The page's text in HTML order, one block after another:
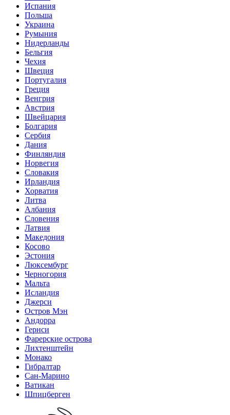
Испания
Польша
Украина
Румыния
Нидерланды
Бельгия
Чехия
Швеция
Португалия
Греция
Венгрия
Австрия
Швейцария
Болгария
Сербия
Дания
Финляндия
Норвегия
Словакия
Ирландия
Хорватия
Литва
Албания
Словения
Латвия
Македония
Косово
Эстония
Люксембург
Черногория
Мальта
Исландия
Джерси
Остров Мэн
Андорра
Гернси
Фарерские острова
Лихтенштейн
Монако
Гибралтар
Сан-Марино
Ватикан
Шпицберген